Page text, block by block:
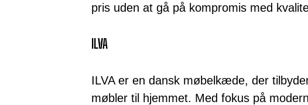
pris uden at gå på kompromis med
ILVA
ILVA er en dansk møbelkæde, der
møbler til hjemmet. Med fokus på